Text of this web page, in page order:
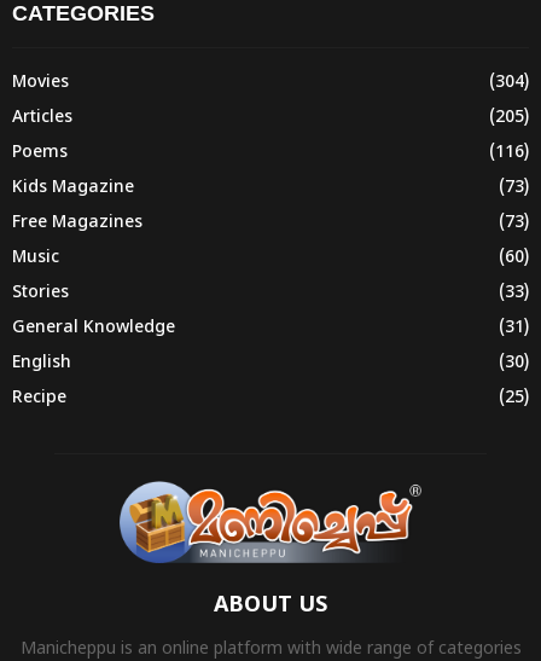
CATEGORIES
Movies
(304)
Articles
(205)
Poems
(116)
Kids Magazine
(73)
Free Magazines
(73)
Music
(60)
Stories
(33)
General Knowledge
(31)
English
(30)
Recipe
(25)
ABOUT US
Manicheppu is an online platform with wide range of categories